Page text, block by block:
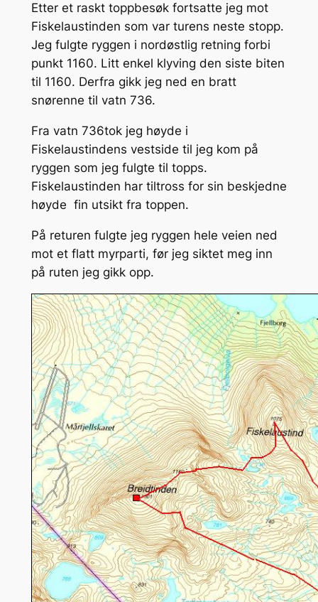
Etter et raskt toppbesøk fortsatte jeg mot
Fiskelaustinden som var turens neste stopp.
Jeg fulgte ryggen i nordøstlig retning forbi
punkt 1160. Litt enkel klyving den siste biten
til 1160. Derfra gikk jeg ned en bratt
snørenne til vatn 736.
Fra vatn 736tok jeg høyde i
Fiskelaustindens vestside til jeg kom på
ryggen som jeg fulgte til topps.
Fiskelaustinden har tiltross for sin beskjedne
høyde fin utsikt fra toppen.
På returen fulgte jeg ryggen hele veien ned
mot et flatt myrparti, før jeg siktet meg inn
på ruten jeg gikk opp.